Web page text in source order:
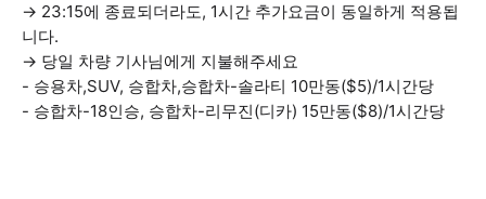
→ 23:15에 종료되더라도, 1시간 추가요금이 동일하게 적용됩
니다.
→ 당일 차량 기사님에게 지불해주세요
- 승용차,SUV, 승합차,승합차-솔라티 10만동($5)/1시간당
- 승합차-18인승, 승합차-리무진(디카) 15만동($8)/1시간당